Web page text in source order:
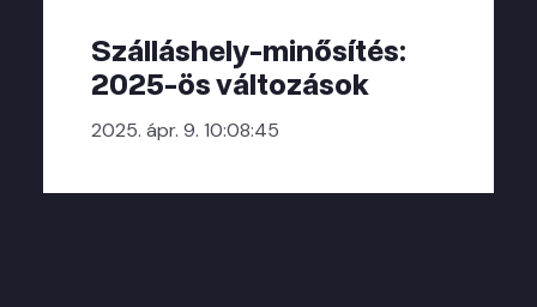
Szálláshely-minősítés:
2025-ös változások
2025. ápr. 9. 10:08:45